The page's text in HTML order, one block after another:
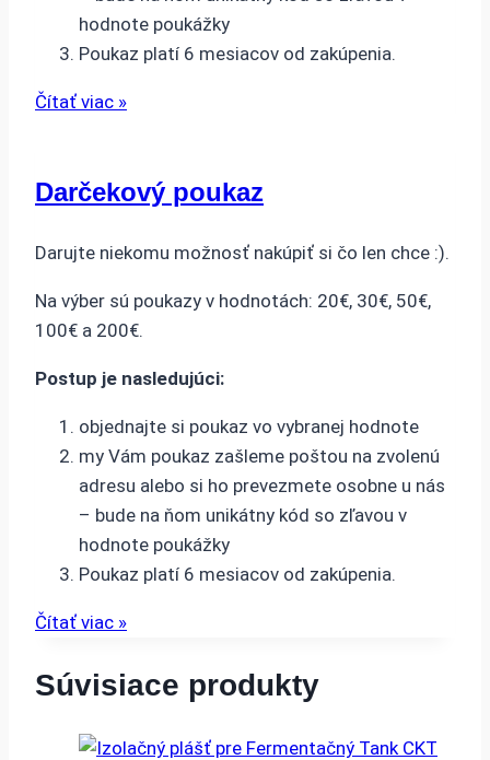
hodnote poukážky
Poukaz platí 6 mesiacov od zakúpenia.
Čítať viac »
Darčekový poukaz
Darujte niekomu možnosť nakúpiť si čo len chce :).
Na výber sú poukazy v hodnotách: 20€, 30€, 50€,
100€ a 200€.
Postup je nasledujúci:
objednajte si poukaz vo vybranej hodnote
my Vám poukaz zašleme poštou na zvolenú
adresu alebo si ho prevezmete osobne u nás
– bude na ňom unikátny kód so zľavou v
hodnote poukážky
Poukaz platí 6 mesiacov od zakúpenia.
Čítať viac »
Súvisiace produkty